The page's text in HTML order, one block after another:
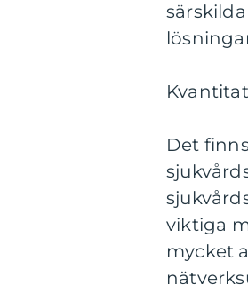
Det
viktiga
mycket